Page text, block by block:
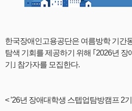
한국장애인고용공단은 여름방학 기간
탐색 기회를 제공하기 위해 ｢2026년
기｣ 참가자를 모집한다.
< ’26년 장애대학생 스텝업탐방캠프 2